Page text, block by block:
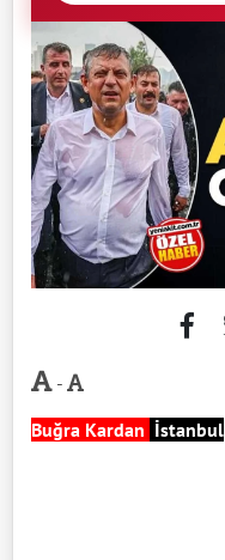
-
Buğra Kardan İstanbul